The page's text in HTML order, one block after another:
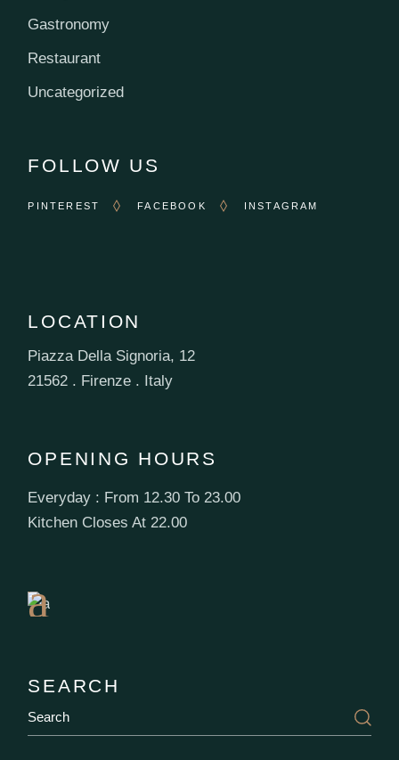
Gastronomy
Restaurant
Uncategorized
FOLLOW US
PINTEREST FACEBOOK INSTAGRAM
LOCATION
Piazza Della Signoria, 12
21562 . Firenze . Italy
OPENING HOURS
Everyday : From 12.30 To 23.00
Kitchen Closes At 22.00
Book
Table
SEARCH